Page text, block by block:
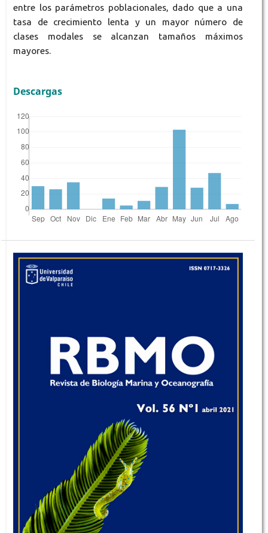
entre los parámetros poblacionales, dado que a una
tasa de crecimiento lenta y un mayor número de
clases modales se alcanzan tamaños máximos
mayores.
Descargas